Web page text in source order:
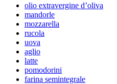
olio extravergine d’oliva
mandorle
mozzarella
rucola
uova
aglio
latte
pomodorini
farina semintegrale